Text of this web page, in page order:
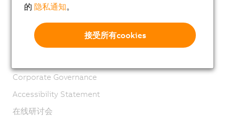
工程样品协议
Management Systems
Extended Producer Responsibility
Corporate Governance
Accessibility Statement
在线研讨会
的 隐私通知。
接受所有cookies